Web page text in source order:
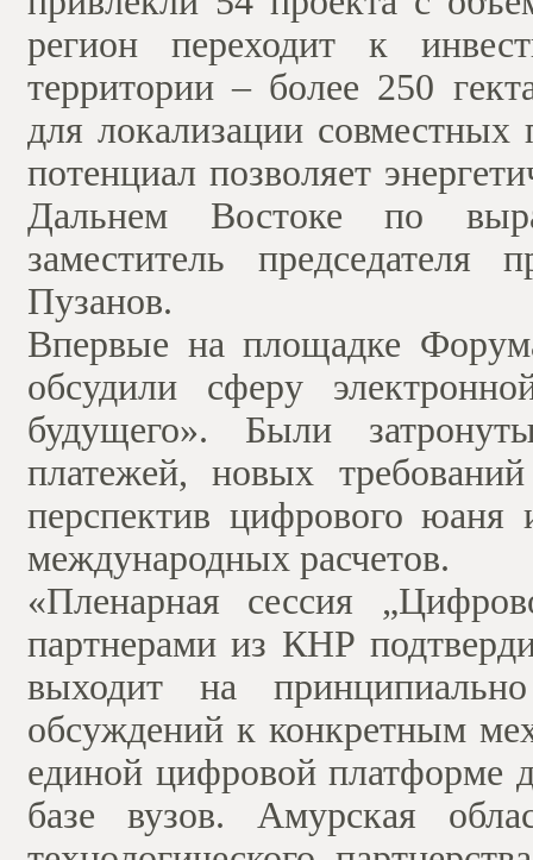
регион переходит к
территории – более 250
для локализации
потенциал позволяет
Дальнем Востоке по
заместитель председателя
Пузанов.
Впервые на площадке
обсудили сферу
будущего». Были
платежей, новых
перспектив цифрового
международных расчетов.
«Пленарная сессия
партнерами из КНР
выходит на
обсуждений к конкретным
единой цифровой платформе
базе вузов. Амурская